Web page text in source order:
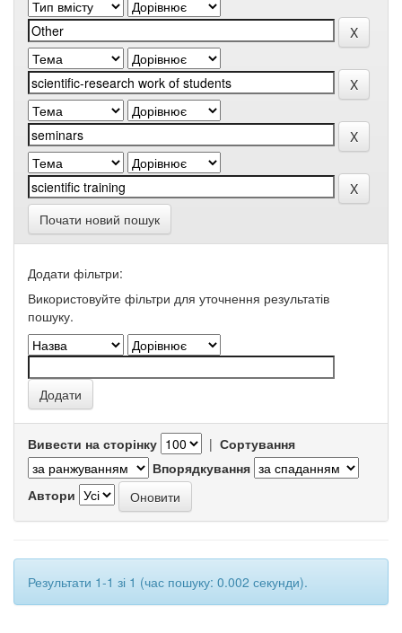
Почати новий пошук
Додати фільтри:
Використовуйте фільтри для уточнення результатів
пошуку.
Вивести на сторінку | Сортування
Впорядкування
Автори
Результати 1-1 зі 1 (час пошуку: 0.002 секунди).